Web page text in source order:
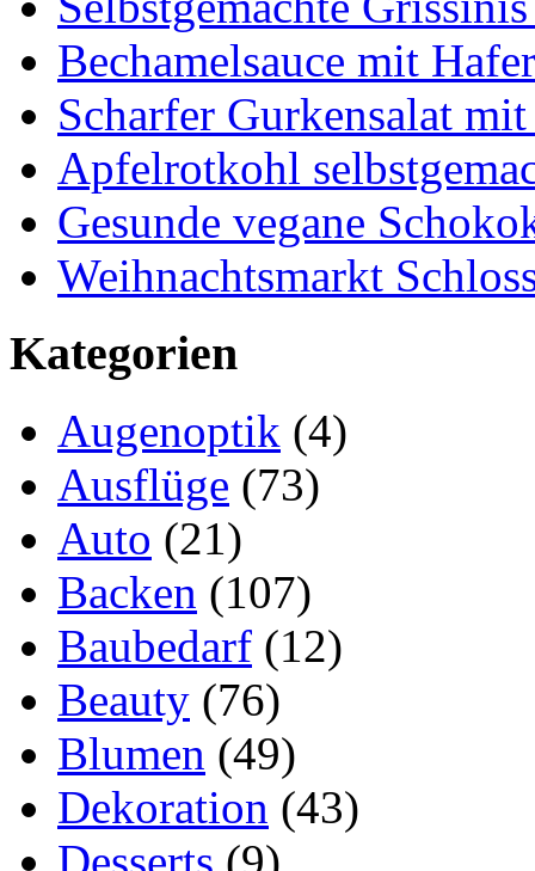
Bechamelsauce mit
Scharfer Gurkensalat
Apfelrotkohl
Gesunde vegane
Weihnachtsmarkt
Kategorien
Augenoptik (4)
Ausflüge (73)
Auto (21)
Backen (107)
Baubedarf (12)
Beauty (76)
Blumen (49)
Dekoration (43)
Desserts (9)